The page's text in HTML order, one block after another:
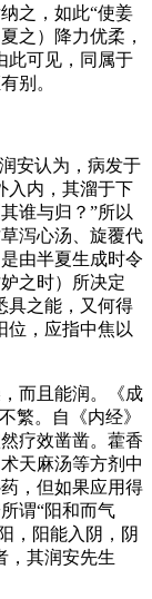
之，如此“使姜
之）降力优柔，
此可见，同属于
别。
安认为，病发于
入内，其溜于下
谁与归？”所以
泻心汤、旋覆代
由半夏生成时令
之时）所决定
具之能，又何得
位，应指中焦以
而且能润。《成
繁。自《内经》
疗效凿凿。藿香
天麻汤等方剂中
，但如果应用得
谓“阳和而气
，阳能入阴，阴
，其润安先生